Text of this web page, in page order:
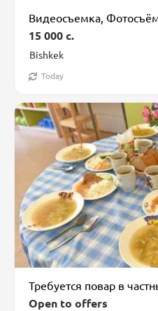
Bishkek
15 000 c.
Today
Open to offers